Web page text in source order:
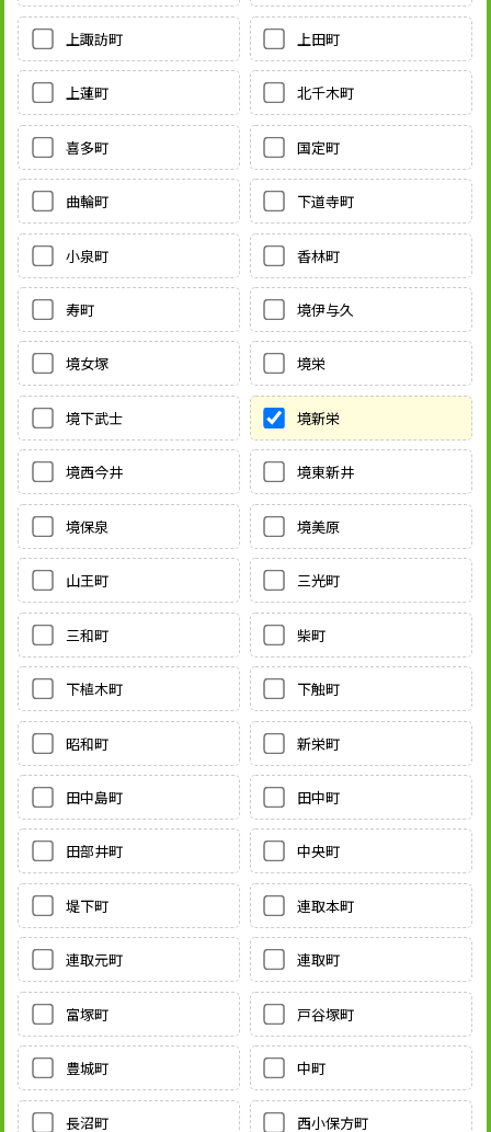
上諏訪町 上田町
上蓮町 北千木町
喜多町 国定町
曲輪町 下道寺町
小泉町 香林町
寿町 境伊与久
境女塚 境栄
境下武士 境新栄
境西今井 境東新井
境保泉 境美原
山王町 三光町
三和町 柴町
下植木町 下触町
昭和町 新栄町
田中島町 田中町
田部井町 中央町
堤下町 連取本町
連取元町 連取町
富塚町 戸谷塚町
豊城町 中町
長沼町 西小保方町